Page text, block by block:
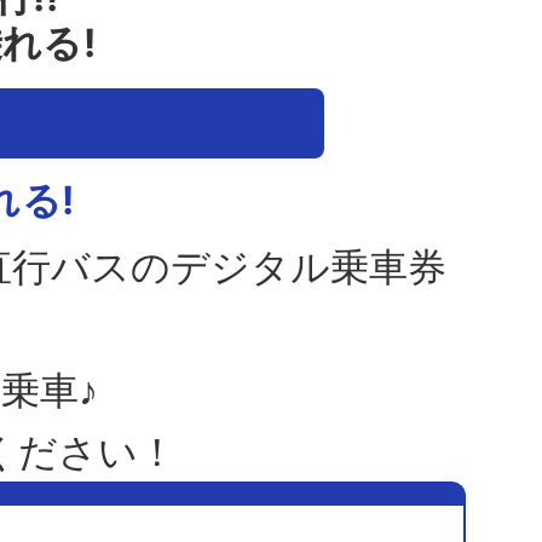
る!
る!
バスのデジタル乗車券
車♪
さい！